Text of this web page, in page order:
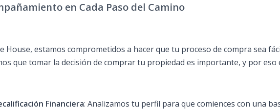
en Cada Paso del Camino
House, estamos comprometidos a hacer que tu proceso de compra sea
que tomar la decisión de comprar tu propiedad es importante, y por eso
Financiera: Analizamos tu perfil para que comiences con una